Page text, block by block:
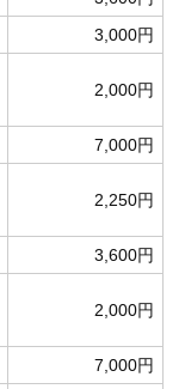
3,000円
2,000円
7,000円
2,250円
3,600円
2,000円
7,000円